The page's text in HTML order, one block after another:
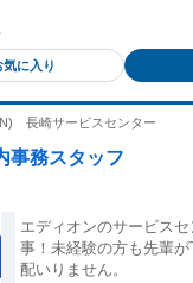
入を得たい ✅手に職をつ
転職者多数！ 現在活躍し
の前職は本当にバラバラで
事務 など 海とは全く無縁
切問いません。「海が好
海技士の資格 ◇一級小型
取得できるため必須では
理由：あり（例外事由3
気に入り
長崎サービスセンター
事務スタッフ
エディオンのサービス
事！未経験の方も先輩
配いりません。